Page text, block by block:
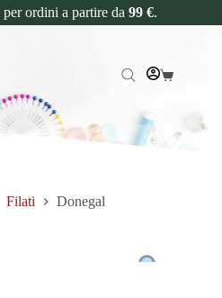
per ordini a partire da 99 €.
Filati Donegal